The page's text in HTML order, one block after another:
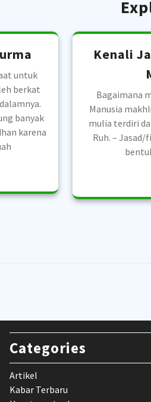
untuk
berkat
banyak
karena
Kenali
Bagaimana
Manusia
mulia terdiri
Ruh. –
Categories
Artikel
Kabar Terbaru